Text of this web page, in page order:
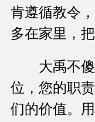
肯遵循教令
多在家里，
大禹不傻
位，您的职
们的价值。